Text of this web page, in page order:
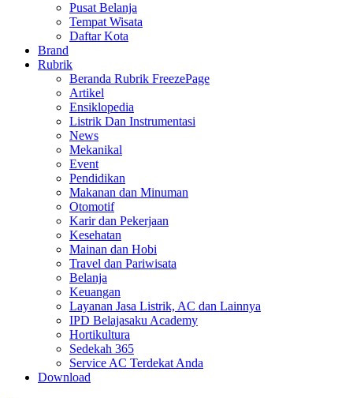
Pusat Belanja
Tempat Wisata
Daftar Kota
Brand
Rubrik
Beranda Rubrik FreezePage
Artikel
Ensiklopedia
Listrik Dan Instrumentasi
News
Mekanikal
Event
Pendidikan
Makanan dan Minuman
Otomotif
Karir dan Pekerjaan
Kesehatan
Mainan dan Hobi
Travel dan Pariwisata
Belanja
Keuangan
Layanan Jasa Listrik, AC dan Lainnya
IPD Belajasaku Academy
Hortikultura
Sedekah 365
Service AC Terdekat Anda
Download